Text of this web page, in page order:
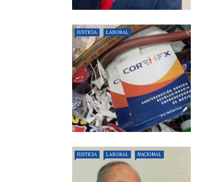
JUSTICIA LABORAL
JUSTICIA LABORAL NACIONAL